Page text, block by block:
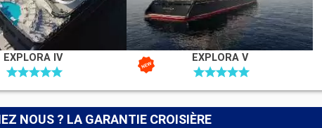
EXPLORA IV EXPLORA V
NOUS ? LA GARANTIE CROISIÈRE